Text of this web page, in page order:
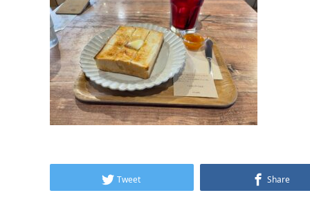
Tweet Share